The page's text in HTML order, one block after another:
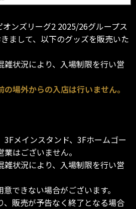
ンズリーグ2 2025/26グループス
まして、以下のグッズを販売いた
状況により、入場制限を行い営
場外からの入店は行いません。
3Fメインスタンド、3Fホームゴー
はございません。
雑状況により、入場制限を行い営
できない場合がございます。
、販売が予告なく終了となる場合